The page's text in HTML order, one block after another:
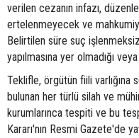
verilen cezanın infazı,
ertelenmeyecek ve
Belirtilen süre suç
yapılmasına yer olmadığı
Teklifle, örgütün fiili varlığına
bulunan her türlü silah ve
kurumlarınca tespiti ve bu
Kararı'nın Resmi Gazete'de